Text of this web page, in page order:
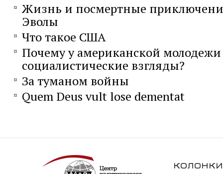
Жизнь и посмертные
Эволы
Что такое США
Почему у американской молодежи
социалистические взгляды?
За туманом войны
Quem Deus vult lose dementat
колонки